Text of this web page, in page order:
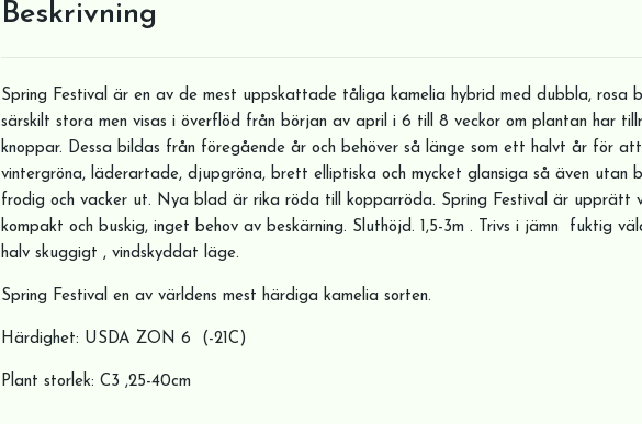
Beskrivning
Spring Festival är en av de mest uppskattade tåliga kamelia hybrid med dubbla, rosa
särskilt stora men visas i överflöd från början av april i 6 till 8 veckor om plantan har
knoppar. Dessa bildas från föregående år och behöver så länge som ett halvt år för
vintergröna, läderartade, djupgröna, brett elliptiska och mycket glansiga så även utan
frodig och vacker ut. Nya blad är rika röda till kopparröda. Spring Festival är upprätt
kompakt och buskig, inget behov av beskärning. Sluthöjd. 1,5-3m . Trivs i jämn fuktig
halv skuggigt , vindskyddat läge.
Spring Festival en av världens mest härdiga kamelia sorten.
Härdighet: USDA ZON 6 (-21C)
Plant storlek: C3 ,25-40cm